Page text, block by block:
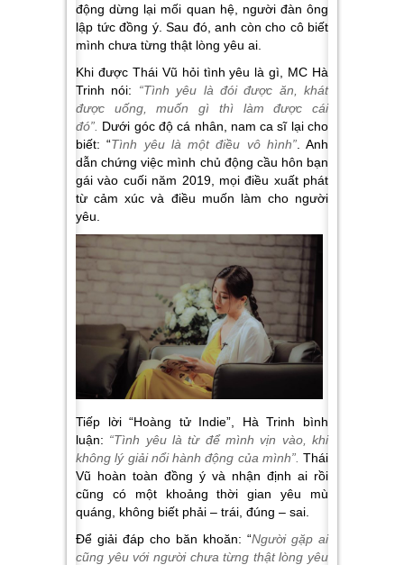
động dừng lại mối quan hệ, người đàn ông
lập tức đồng ý. Sau đó, anh còn cho cô biết
mình chưa từng thật lòng yêu ai.
Khi được Thái Vũ hỏi tình yêu là gì, MC Hà
Trinh nói: “Tình yêu là đói được ăn, khát
được uống, muốn gì thì làm được cái
đó”. Dưới góc độ cá nhân, nam ca sĩ lại cho
biết: “Tình yêu là một điều vô hình”. Anh
dẫn chứng việc mình chủ động cầu hôn bạn
gái vào cuối năm 2019, mọi điều xuất phát
từ cảm xúc và điều muốn làm cho người
yêu.
Tiếp lời “Hoàng tử Indie”, Hà Trinh bình
luận: “Tình yêu là từ để mình vịn vào, khi
không lý giải nổi hành động của mình”. Thái
Vũ hoàn toàn đồng ý và nhận định ai rồi
cũng có một khoảng thời gian yêu mù
quáng, không biết phải – trái, đúng – sai.
Để giải đáp cho băn khoăn: “Người gặp ai
cũng yêu với người chưa từng thật lòng yêu